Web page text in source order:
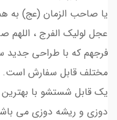
یا صاحب الزمان (عج) به
عجل لولیک الفرج ،
فرجهم که با طراحی جدید
مختلف قابل سفارش است.
یک قابل شستشو با
دوزی و ریشه دوزی می